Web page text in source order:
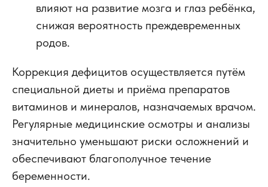
влияют на развитие мозга и глаз ребёнка,
снижая вероятность преждевременных
родов.
Коррекция дефицитов осуществляется путём
специальной диеты и приёма препаратов
витаминов и минералов, назначаемых врачом.
Регулярные медицинские осмотры и анализы
значительно уменьшают риски осложнений и
обеспечивают благополучное течение
беременности.